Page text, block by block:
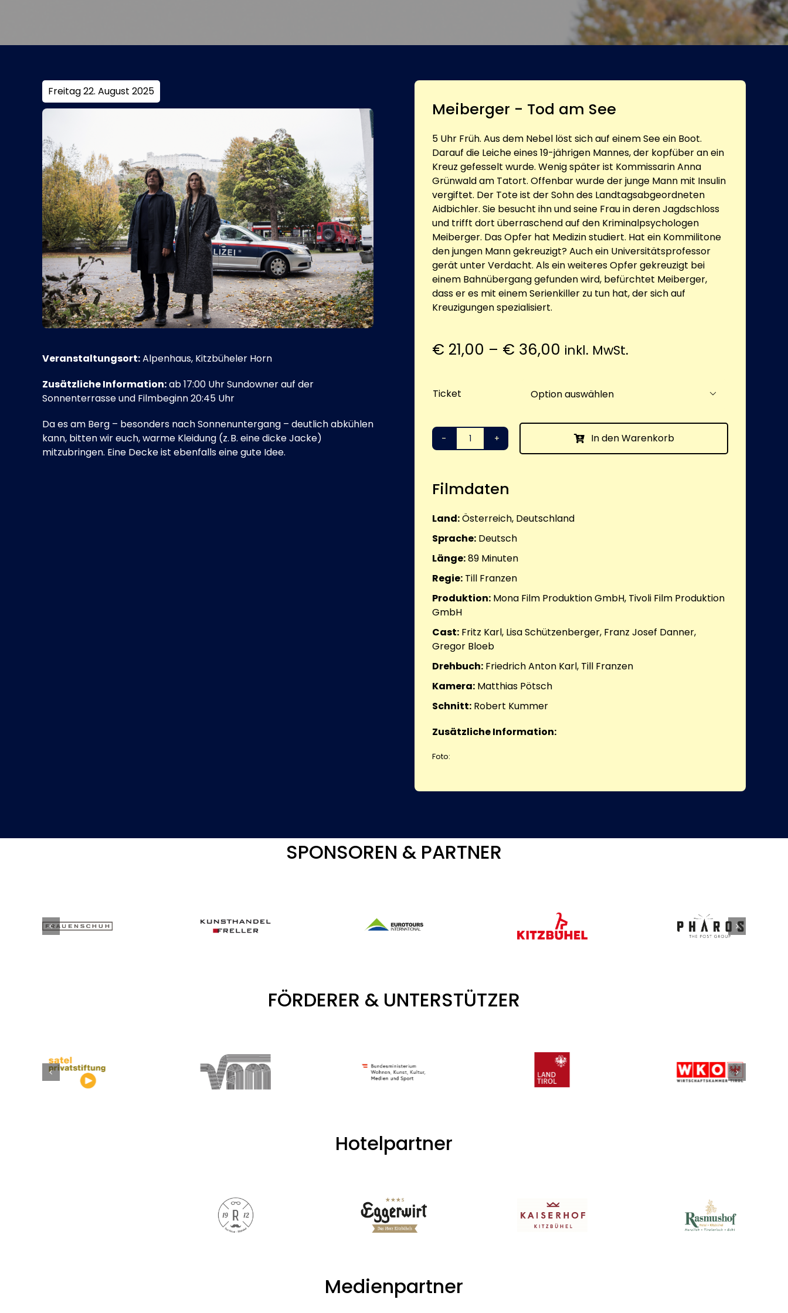
Freitag 22. August 2025
Veranstaltungsort:Alpenhaus, Kitzbüheler Horn
Zusätzliche Information:ab 17:00 Uhr Sundowner auf der
Sonnenterrasse und Filmbeginn 20:45 Uhr
Da es am Berg – besonders nach Sonnenuntergang – deutlich abkühlen
kann, bitten wir euch, warme Kleidung (z. B. eine dicke Jacke)
mitzubringen. Eine Decke ist ebenfalls eine gute Idee.
Meiberger - Tod am See
5 Uhr Früh. Aus dem Nebel löst sich auf einem See ein Boot.
Darauf die Leiche eines 19-jährigen Mannes, der kopfüber an ein
Kreuz gefesselt wurde. Wenig später ist Kommissarin Anna
Grünwald am Tatort. Offenbar wurde der junge Mann mit Insulin
vergiftet. Der Tote ist der Sohn des Landtagsabgeordneten
Aidbichler. Sie besucht ihn und seine Frau in deren Jagdschloss
und trifft dort überraschend auf den Kriminalpsychologen
Meiberger. Das Opfer hat Medizin studiert. Hat ein Kommilitone
den jungen Mann gekreuzigt? Auch ein Universitätsprofessor
gerät unter Verdacht. Als ein weiteres Opfer gekreuzigt bei
einem Bahnübergang gefunden wird, befürchtet Meiberger,
dass er es mit einem Serienkiller zu tun hat, der sich auf
Kreuzigungen spezialisiert.
€ 21,00 – € 36,00 Preisspanne:
bis
€ 36,00
inkl. MwSt.
Ticket 
Meiberger
am
Menge
In den Warenkorb
Filmdaten
Land:Österreich, Deutschland
Sprache: Deutsch
Länge:89 Minuten
Regie: Till Franzen
Produktion: Mona Film Produktion GmbH, Tivoli Film Produktion
GmbH
Cast: Fritz Karl, Lisa Schützenberger, Franz Josef Danner,
Gregor Bloeb
Drehbuch: Friedrich Anton Karl, Till Franzen
Kamera: Matthias Pötsch
Schnitt: Robert Kummer
Zusätzliche Information:
Foto:
SPONSOREN & PARTNER
FÖRDERER & UNTERSTÜTZER
Hotelpartner
Medienpartner